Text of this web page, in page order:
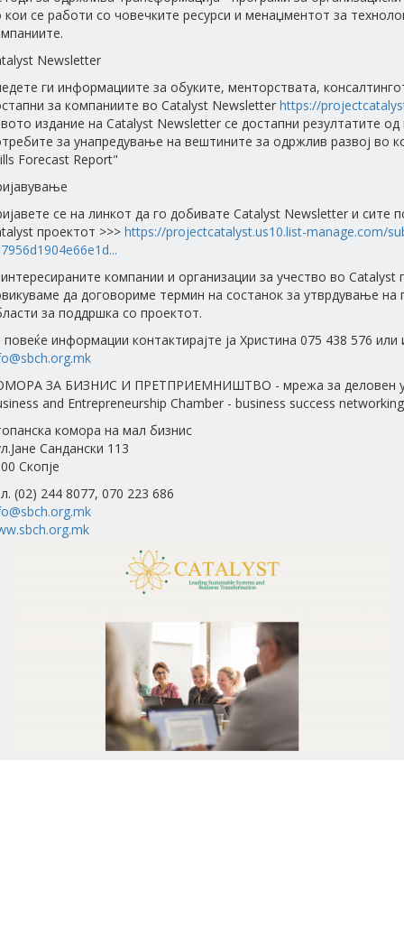
кои се работи со човечките ресурси и менаџментот за
Newsletter
ги информациите за обуките, менторствата,
за компаниите во Catalyst Newsletter https://
издание на Catalyst Newsletter се достапни резултатите
за унапредување на вештините за одржлив развој во
Forecast Report"
се на линкот да го добивате Catalyst Newsletter и сите
проектот >>> https://projectcatalyst.us10.list-manage.com/
компании и организации за учество во Catalyst
да договориме термин на состанок за утврдување на
за поддршка со проектот.
повеќе информации контактирајте ја Христина 075 438 576
ЗА БИЗНИС И ПРЕТПРИЕМНИШТВО - мрежа за деловен
and Entrepreneurship Chamber - business success networking
комора на мал бизнис
Сандански 113
Скопје
(02) 244 8077, 070 223 686